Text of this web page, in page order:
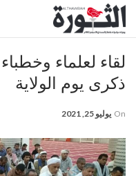
لقاء لعلماء
ذكرى يوم الولاية
On يوليو 25, 2021